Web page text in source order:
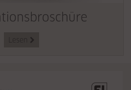
